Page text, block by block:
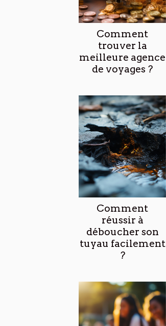
Comment
trouver la
meilleure agence
de voyages ?
Comment
réussir à
déboucher son
tuyau facilement
?